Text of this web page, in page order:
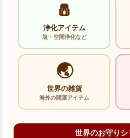
🧂
浄化アイテム
塩・空間浄化など
🌏
世界の雑貨
海外の開運アイテム
世界のお守りシ